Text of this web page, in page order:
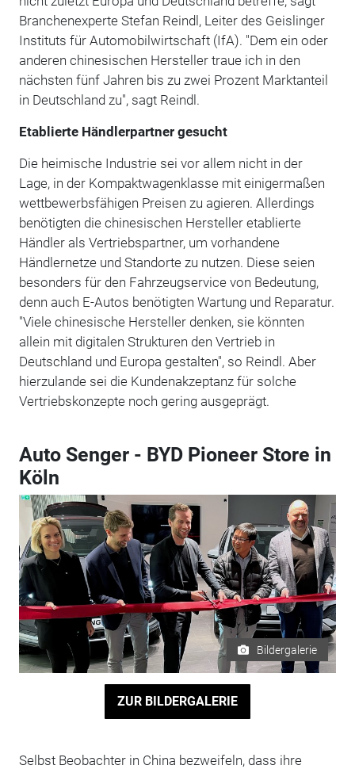
Branchenexperte Stefan Reindl, Leiter des Geislinger
Instituts für Automobilwirtschaft (IfA). "Dem ein oder
anderen chinesischen Hersteller traue ich in den
nächsten fünf Jahren bis zu zwei Prozent Marktanteil
in Deutschland zu", sagt Reindl.
Etablierte Händlerpartner gesucht
Die heimische Industrie sei vor allem nicht in der
Lage, in der Kompaktwagenklasse mit einigermaßen
wettbewerbsfähigen Preisen zu agieren. Allerdings
benötigten die chinesischen Hersteller etablierte
Händler als Vertriebspartner, um vorhandene
Händlernetze und Standorte zu nutzen. Diese seien
besonders für den Fahrzeugservice von Bedeutung,
denn auch E-Autos benötigten Wartung und Reparatur.
"Viele chinesische Hersteller denken, sie könnten
allein mit digitalen Strukturen den Vertrieb in
Deutschland und Europa gestalten", so Reindl. Aber
hierzulande sei die Kundenakzeptanz für solche
Vertriebskonzepte noch gering ausgeprägt.
Auto Senger - BYD Pioneer Store in
Köln
Bildergalerie
ZUR BILDERGALERIE
Selbst Beobachter in China bezweifeln, dass ihre